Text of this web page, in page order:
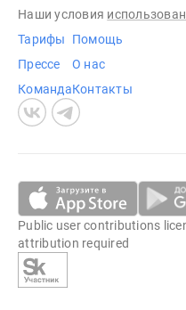
Наши условия
Тарифы
Прессе
Команда
Помощь
О нас
Контакты
Public user contributions
attribution required